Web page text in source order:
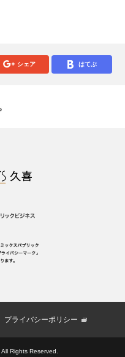
シェア はてぶ
プライバシーポリシー
Rights Reserved.